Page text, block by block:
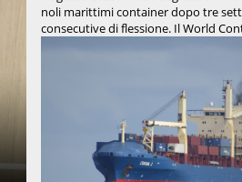
noli marittimi container dopo tre
consecutive di flessione. Il World